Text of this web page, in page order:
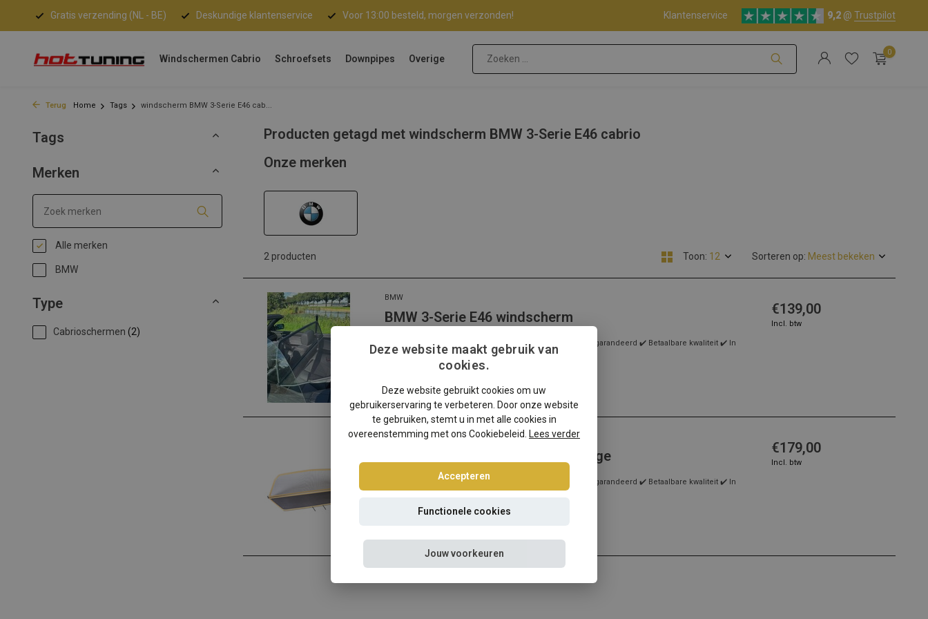
Gratis verzending (NL - BE) Deskundige klantenservice Voor 13:00 besteld, morgen verzonden! Klantenservice 9,2 @ Trustpilot
Windschermen Cabrio Schroefsets Downpipes Overige
0
Terug Home Tags windscherm BMW 3-Serie E46 cab...
Tags
Merken
Alle merken
BMW
Type
Cabrioschermen (2)
Producten getagd met windscherm BMW 3-Serie E46 cabrio
Onze merken
2 producten Toon: Sorteren op:
BMW
BMW 3-Serie E46 windscherm
✔️ Gratis verzending ✔️ Morgen verzonden ✔️ Pasvorm gegarandeerd ✔️ Betaalbare kwaliteit ✔️ In
meer...
€139,00
Incl. btw
BMW
BMW 3-Serie E46 windscherm beige
✔️ Gratis verzending ✔️ Morgen verzonden ✔️ Pasvorm gegarandeerd ✔️ Betaalbare kwaliteit ✔️ In
Lees meer
€179,00
Incl. btw
Deze website maakt gebruik van
cookies.
Deze website gebruikt cookies om uw
gebruikerservaring te verbeteren. Door onze website
te gebruiken, stemt u in met alle cookies in
overeenstemming met ons Cookiebeleid.
Lees verder
Accepteren
Functionele cookies
Jouw voorkeuren